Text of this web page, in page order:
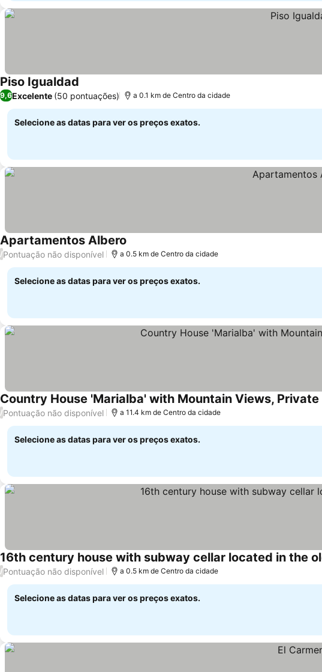
Piso Igualdad
9,6Excelente (50 pontuações) a 0.1 km de Centro da cidade
Selecione as datas para ver os preços exatos.
Apartamentos Albero
/Pontuação não disponível a 0.5 km de Centro da cidade
Selecione as datas para ver os preços exatos.
Country House 'Marialba' with Mountain Views, Private
/Pontuação não disponível a 11.4 km de Centro da cidade
Selecione as datas para ver os preços exatos.
16th century house with subway cellar located in the
/Pontuação não disponível a 0.5 km de Centro da cidade
Selecione as datas para ver os preços exatos.